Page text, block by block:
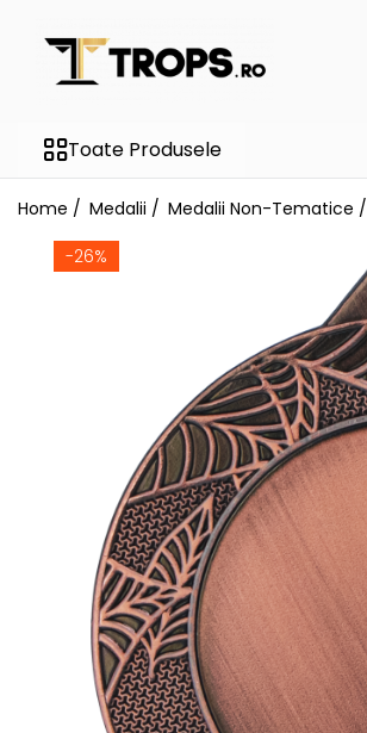
Toate Produsele
Arte Martiale
Atletism
Automobilism
Baschet
Muzica / Dans
Tenis de camp
Tenis de Masa
Toate Produsele
Home / Medalii / Medalii Non-Tematice /
-26%